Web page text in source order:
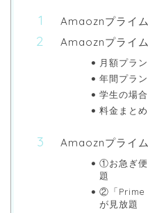
Amaoznプライ
Amaoznプライ
月額プラン
年間プラン
学生の場合
料金まとめ
Amaoznプライ
①お急ぎ便
題
②「Prime
が見放題